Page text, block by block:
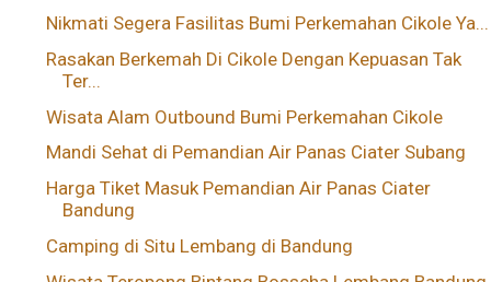
Nikmati Segera Fasilitas Bumi Perkemahan Cikole Ya...
Rasakan Berkemah Di Cikole Dengan Kepuasan Tak
Ter...
Wisata Alam Outbound Bumi Perkemahan Cikole
Mandi Sehat di Pemandian Air Panas Ciater Subang
Harga Tiket Masuk Pemandian Air Panas Ciater
Bandung
Camping di Situ Lembang di Bandung